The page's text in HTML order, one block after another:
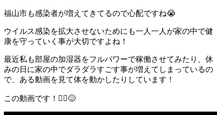
福山市も感染者が増えてきてるので心配ですね😭
ウイルス感染を拡大させないためにも一人一人が家の中で健
康を守っていく事が大切ですよね！
最近私も部屋の加湿器をフルパワーで稼働させてみたり、休
みの日に家の中でダラダラすごす事が増えてしまっているの
で、ある動画を見て体を動かしたりしています！
この動画です！💁‍♀️😊